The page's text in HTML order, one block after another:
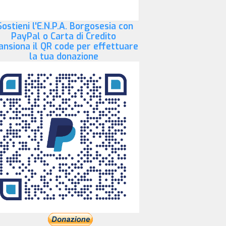
l'E.N.P.A. Borgosesia con
PayPal o Carta di Credito
il QR code per effettuare
la tua donazione